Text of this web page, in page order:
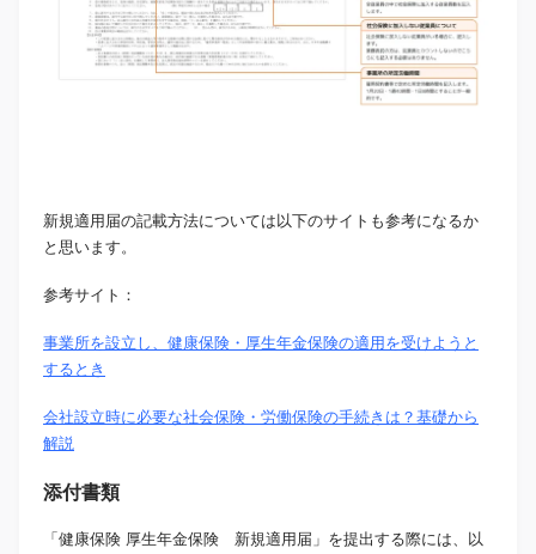
新規適用届の記載方法については以下のサイトも参考になるか
と思います。
参考サイト：
事業所を設立し、健康保険・厚生年金保険の適用を受けようと
するとき
会社設立時に必要な社会保険・労働保険の手続きは？基礎から
解説
添付書類
「健康保険 厚生年金保険 新規適用届」を提出する際には、以